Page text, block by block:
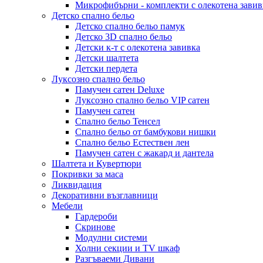
Микрофибърни - комплекти с олекотена
Детско спално бельо
Детско спално бельо памук
Детско 3D спално бельо
Детски к-т с олекотена завивка
Детски шалтета
Детски пердета
Луксозно спално бельо
Памучен сатен Deluxe
Луксозно спално бельо VIP сатен
Памучен сатен
Спално бельо Тенсел
Спално бельо от бамбукови нишки
Спално бельо Естествен лен
Памучен сатен с жакард и дантела
Шалтета и Кувертюри
Покривки за маса
Ликвидация
Декоративни възглавници
Мебели
Гардероби
Скринове
Модулни системи
Холни секции и ТV шкаф
Разгъваеми Дивани